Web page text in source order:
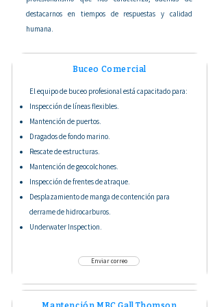
destacarnos en tiempos de respuestas y calidad
humana.
Buceo Comercial
El equipo de buceo profesional está capacitado para:
Inspección de líneas flexibles.
Mantención de puertos.
Dragados de fondo marino.
Rescate de estructuras.
Mantención de geocolchones.
Inspección de frentes de atraque.
Desplazamiento de manga de contención para
derrame de hidrocarburos.
Underwater Inspection.
Enviar correo